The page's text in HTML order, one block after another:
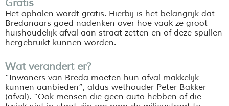
Gratis
Het ophalen wordt gratis. Hierbij is het belangrijk dat
Bredanaars goed nadenken over hoe vaak ze groot
huishoudelijk afval aan straat zetten en of deze spullen
hergebruikt kunnen worden.
Wat verandert er?
“Inwoners van Breda moeten hun afval makkelijk
kunnen aanbieden”, aldus wethouder Peter Bakker
(afval). “Ook mensen die geen auto hebben of die